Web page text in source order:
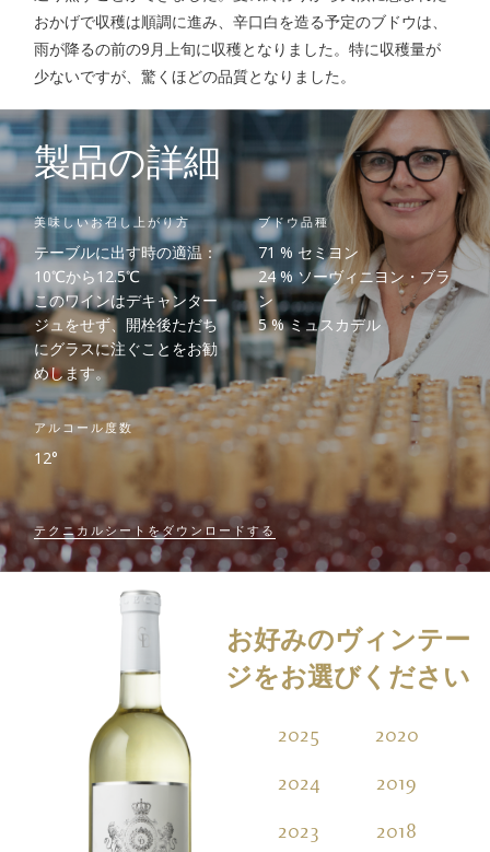
おかげで収穫は順調に進み、辛口白を造る予定のブドウは、
雨が降るの前の9月上旬に収穫となりました。特に収穫量が
少ないですが、驚くほどの品質となりました。
製品の詳細
美味しいお召し上がり方
テーブルに出す時の適温：
10℃から12.5℃
このワインはデキャンター
ジュをせず、開栓後ただち
にグラスに注ぐことをお勧
めします。
ブドウ品種
71 % セミヨン
24 % ソーヴィニヨン・ブラ
ン
5 % ミュスカデル
アルコール度数
12°
テクニカルシートをダウンロードする
お好みのヴィンテー
ジをお選びください
2025
2024
2023
2020
2019
2018